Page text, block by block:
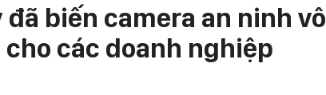
đã biến camera an ninh vô
các doanh nghiệp